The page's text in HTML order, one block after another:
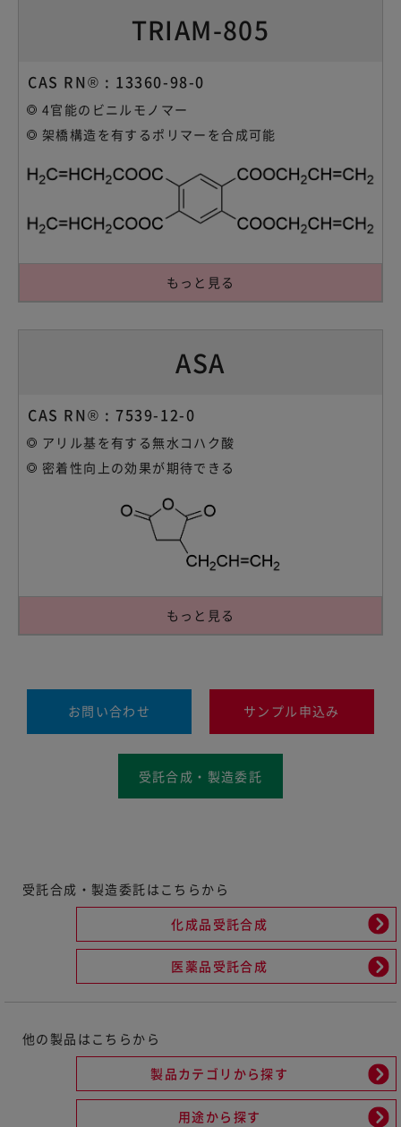
TRIAM-805
CAS RN® : 13360-98-0
4官能のビニルモノマー
架橋構造を有するポリマーを合成可能
もっと見る
ASA
CAS RN® : 7539-12-0
アリル基を有する無水コハク酸
密着性向上の効果が期待できる
もっと見る
お問い合わせ サンプル申込み
受託合成・製造委託
受託合成・製造委託はこちらから
化成品受託合成
医薬品受託合成
他の製品はこちらから
製品カテゴリから探す
用途から探す